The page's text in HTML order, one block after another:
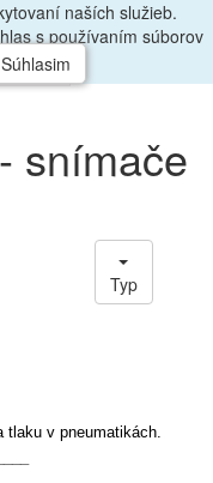
4397722
Menu
0
snímače
Typ
tlaku v pneumatikách.
naších služieb.
s používaním súborov
Súhlasim